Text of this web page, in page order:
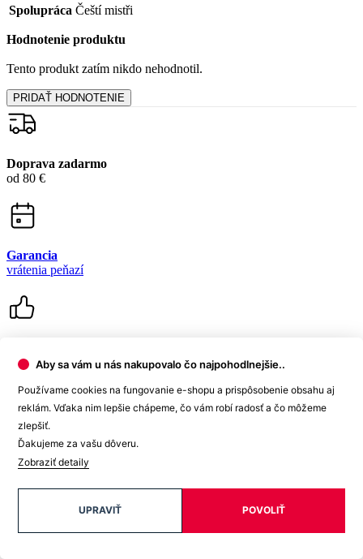
Doprava zadarmo
Garancia
99% spokojnosť
15 500+
Zákaznícka podpora
+421 418 777 310 (Po-Pia 9-16)
dotazy@cityzen.sk
Aby sa vám u nás nakupovalo čo najpohodlnejšie..
Používame cookies na fungovanie e-shopu a prispôsobenie obsahu aj
reklám. Vďaka nim lepšie chápeme, čo vám robí radosť a čo môžeme
zlepšiť.
Ďakujeme za vašu dôveru.
Zobraziť detaily
POVOLIŤ
UPRAVIŤ